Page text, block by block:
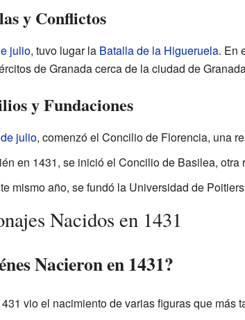
y Conflictos
julio, tuvo lugar la Batalla de la Higueruela. En
de Granada cerca de la ciudad de
y Fundaciones
julio, comenzó el Concilio de Florencia, una
en 1431, se inició el Concilio de Basilea,
mismo año, se fundó la Universidad de
Nacidos en 1431
Nacieron en 1431?
vio el nacimiento de varias figuras que más